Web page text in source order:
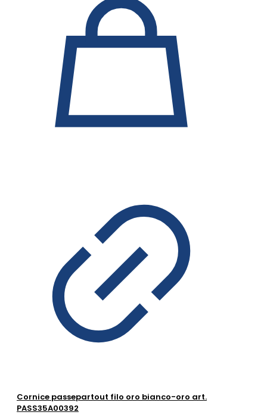
Cornice passepartout filo oro bianco-oro art.
PASS35A00392